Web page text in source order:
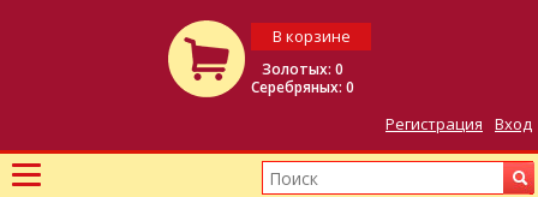
В корзине
Золотых: 0
Серебряных: 0
Регистрация Вход